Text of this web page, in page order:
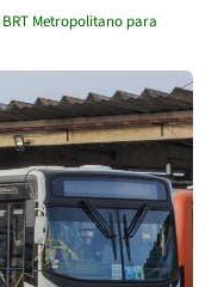
Metropolitano para